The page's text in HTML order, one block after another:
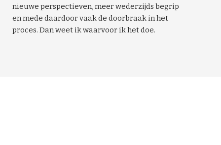
nieuwe perspectieven, meer wederzijds begrip
en mede daardoor vaak de doorbraak in het
proces. Dan weet ik waarvoor ik het doe.